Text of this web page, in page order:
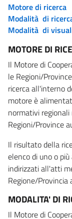
Motore di ricerca
Modalità di
Modalità di
MOTORE DI
Il Motore di
le Regioni/
ricerca all'interno
motore è
normativi
Regioni/Province
Il risultato della
elenco di uno o
indirizzati all'atti
Regione/
MODALITA' DI
Il Motore di